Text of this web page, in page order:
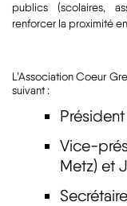
publics (scolaires,
renforcer la proximité
L’Association Coeur
suivant :
Vice-
Metz) et